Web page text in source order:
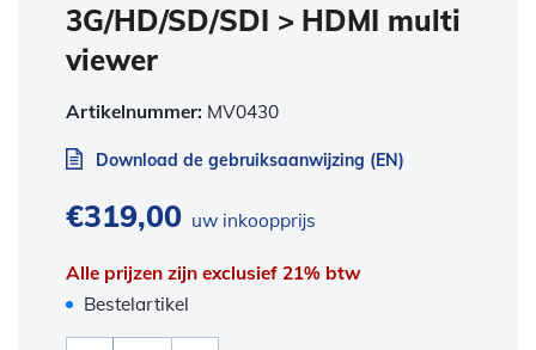
3G/HD/SD/SDI > HDMI multi
viewer
Artikelnummer: MV0430
Download de gebruiksaanwijzing (EN)
€319,00 uw inkoopprijs
Alle prijzen zijn exclusief 21% btw
Bestelartikel